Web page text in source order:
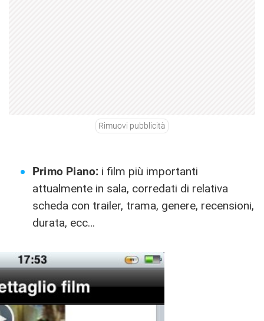
Rimuovi pubblicità
Primo Piano: i film più importanti
attualmente in sala, corredati di relativa
scheda con trailer, trama, genere, recensioni,
durata, ecc…